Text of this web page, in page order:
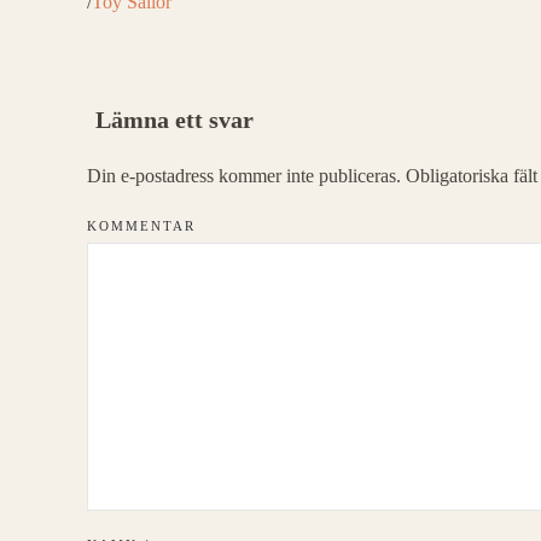
Lämna ett svar
Din e-postadress kommer inte publiceras. Obligatoriska fält
KOMMENTAR